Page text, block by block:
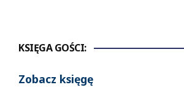
KSIĘGA GOŚCI:
Zobacz księgę